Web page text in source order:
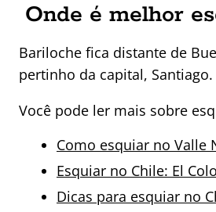
Onde é melhor
Bariloche fica distante de
pertinho da capital,
Você pode ler mais sobre
Como esquiar no Valle
Esquiar no Chile: El
Dicas para esquiar no